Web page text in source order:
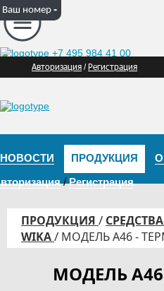
+7 495 984 41 00
Авторизация /Регистрация
НОВОСТИ ПРОДУКЦИЯ
/Регистрация
ПРОДУКЦИЯ /
WIKA/ МОДЕЛЬ A46 -
МОДЕЛЬ
Ваш номер -